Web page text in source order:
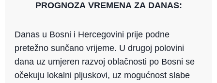
PROGNOZA VREMENA ZA DANAS:
Danas u Bosni i Hercegovini prije podne
pretežno sunčano vrijeme. U drugoj polovini
dana uz umjeren razvoj oblačnosti po Bosni se
očekuju lokalni pljuskovi, uz mogućnost slabe